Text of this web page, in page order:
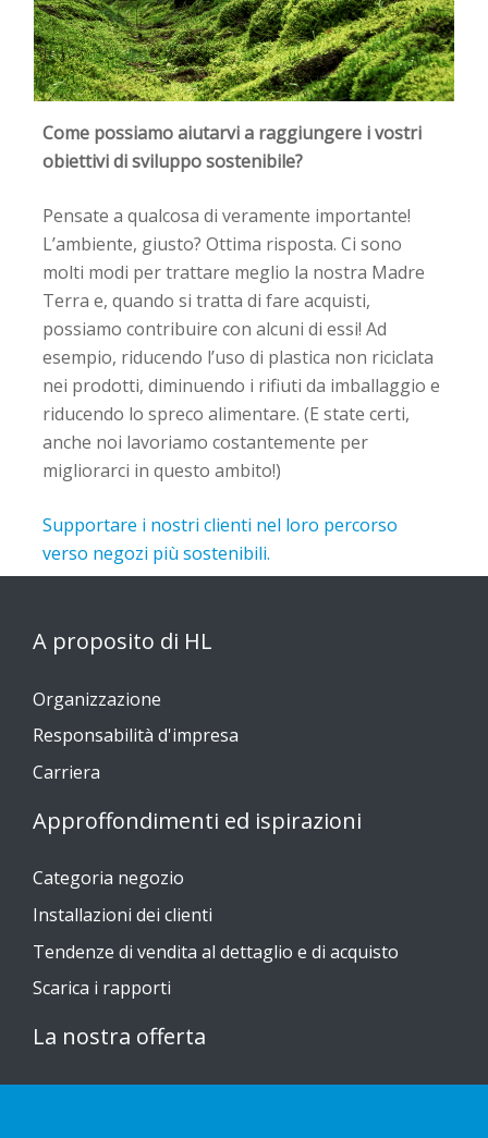
Come possiamo aiutarvi a raggiungere i vostri
obiettivi di sviluppo sostenibile?
Pensate a qualcosa di veramente importante!
L’ambiente, giusto? Ottima risposta. Ci sono
molti modi per trattare meglio la nostra Madre
Terra e, quando si tratta di fare acquisti,
possiamo contribuire con alcuni di essi! Ad
esempio, riducendo l’uso di plastica non riciclata
nei prodotti, diminuendo i rifiuti da imballaggio e
riducendo lo spreco alimentare. (E state certi,
anche noi lavoriamo costantemente per
migliorarci in questo ambito!)
Supportare i nostri clienti nel loro percorso
verso negozi più sostenibili.
A proposito di HL
Organizzazione
Responsabilità d'impresa
Carriera
Approffondimenti ed ispirazioni
Categoria negozio
Installazioni dei clienti
Tendenze di vendita al dettaglio e di acquisto
Scarica i rapporti
La nostra offerta